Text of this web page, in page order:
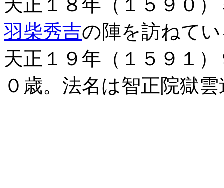
天正１８年（１５９０
羽柴秀吉の陣を訪ねて
天正１９年（１５９１
０歳。法名は智正院獄